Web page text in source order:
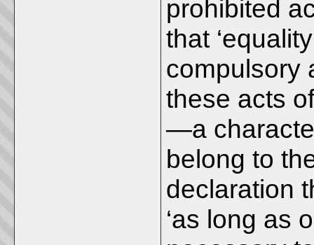
prohibited
that
compulsory
these acts
—a
belong to
declaration
‘as long as